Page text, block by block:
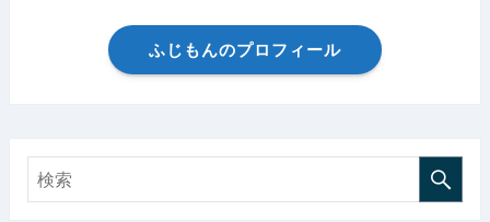
ふじもんのプロフィール